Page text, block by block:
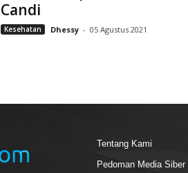
Candi
Kesehatan Dhessy - 05 Agustus 2021
Tentang Kami
Pedoman Media Siber